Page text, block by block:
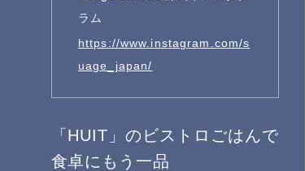
ラム
https://www.instagram.com/s
uage_japan/
「HUIT」のビストロごはんで
食卓にもう一品